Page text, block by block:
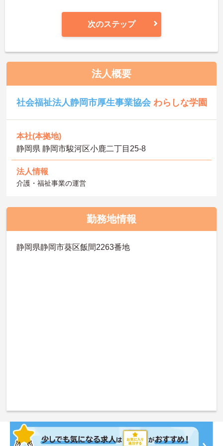
次のステップ
法人概要
社会福祉法人静岡市厚生事業協会わらしな学園
本社(本拠地)
静岡県 静岡市駿河区小鹿二丁目25-8
法人情報
介護・福祉事業の運営
勤務地情報
静岡県静岡市葵区飯間2263番地